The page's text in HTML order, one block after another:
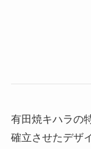
有田焼キハラの
確立させたデザ